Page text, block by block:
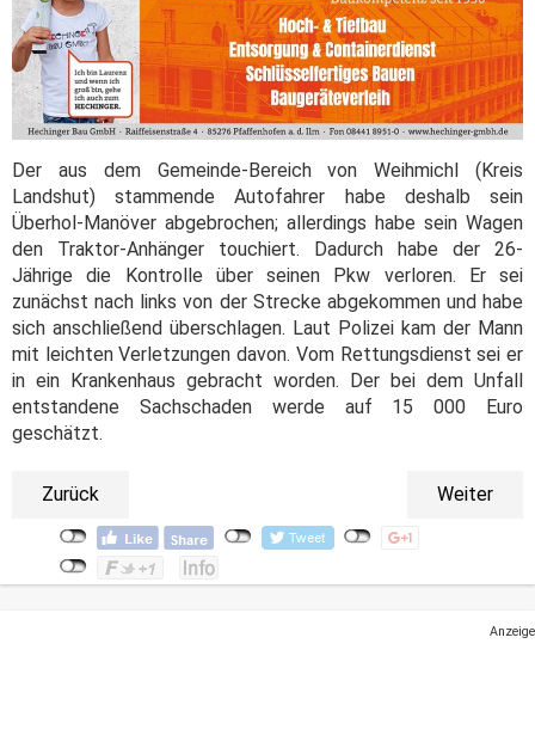
Der aus dem Gemeinde-Bereich von Weihmichl (Kreis
Landshut) stammende Autofahrer habe deshalb sein
Überhol-Manöver abgebrochen; allerdings habe sein Wagen
den Traktor-Anhänger touchiert. Dadurch habe der 26-
Jährige die Kontrolle über seinen Pkw verloren. Er sei
zunächst nach links von der Strecke abgekommen und habe
sich anschließend überschlagen. Laut Polizei kam der Mann
mit leichten Verletzungen davon. Vom Rettungsdienst sei er
in ein Krankenhaus gebracht worden. Der bei dem Unfall
entstandene Sachschaden werde auf 15 000 Euro
geschätzt.
Zurück Weiter
Anzeige